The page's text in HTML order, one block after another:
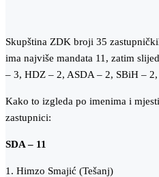
Skupština ZDK broji 35
ima najviše mandata 11, zatim
– 3, HDZ – 2, ASDA – 2, SBiH – 2,
Kako to izgleda po imenima i
zastupnici:
SDA – 11
1. Himzo Smajić (Tešanj)